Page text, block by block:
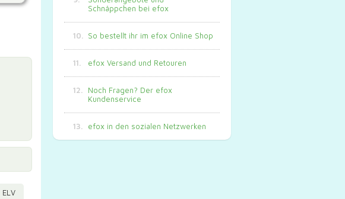
ELV
Schnäppchen bei efox
So bestellt ihr im efox Online Shop
efox Versand und Retouren
Noch Fragen? Der efox
Kundenservice
efox in den sozialen Netzwerken